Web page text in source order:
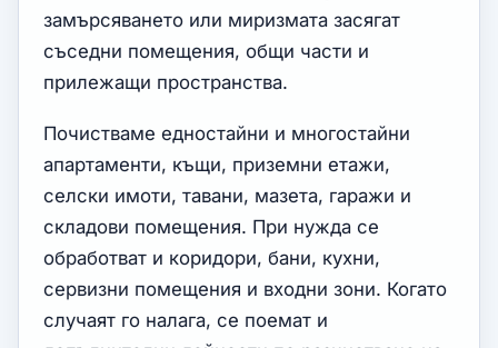
замърсяването или миризмата засягат
съседни помещения, общи части и
прилежащи пространства.
Почистваме едностайни и многостайни
апартаменти, къщи, приземни етажи,
селски имоти, тавани, мазета, гаражи и
складови помещения. При нужда се
обработват и коридори, бани, кухни,
сервизни помещения и входни зони. Когато
случаят го налага, се поемат и